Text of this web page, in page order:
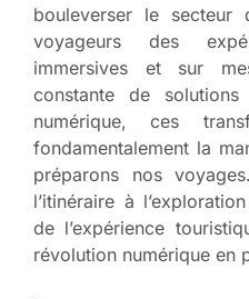
bouleverser le secteur
voyageurs des
immersives et sur
constante de
numérique, ces
fondamentalement la
préparons nos
l’itinéraire à
de l’expérience
révolution numérique en